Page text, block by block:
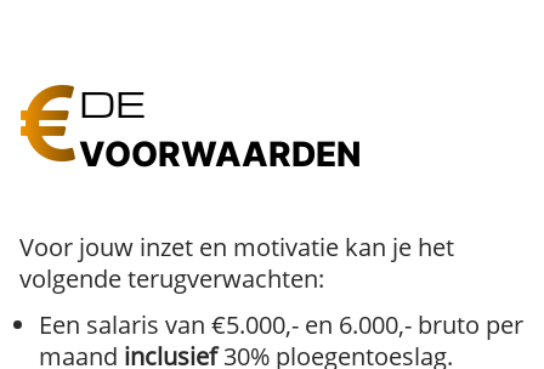
DE
VOORWAARDEN
Voor jouw inzet en motivatie kan je het
volgende terugverwachten:
Een salaris van €5.000,- en 6.000,- bruto per
maand inclusief30% ploegentoeslag.